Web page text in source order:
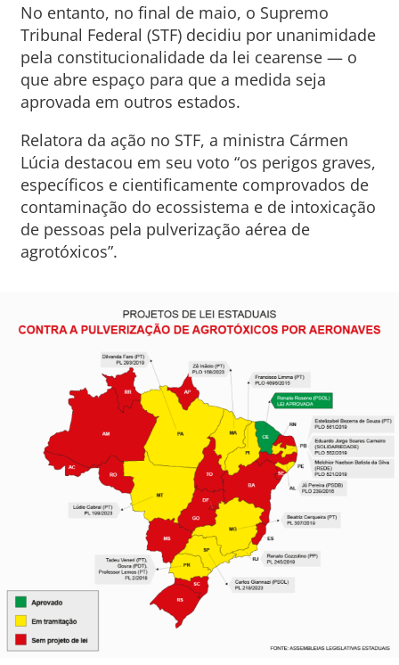
No entanto, no final de maio, o Supremo
Tribunal Federal (STF) decidiu por unanimidade
pela constitucionalidade da lei cearense — o
que abre espaço para que a medida seja
aprovada em outros estados.
Relatora da ação no STF, a ministra Cármen
Lúcia destacou em seu voto “os perigos graves,
específicos e cientificamente comprovados de
contaminação do ecossistema e de intoxicação
de pessoas pela pulverização aérea de
agrotóxicos”.